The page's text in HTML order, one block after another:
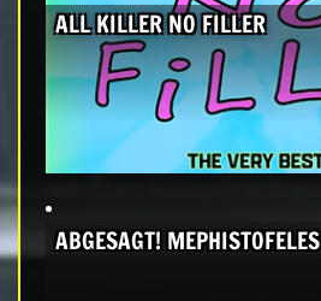
ALL KILLER NO FILLER
ABGESAGT! MEPHISTOFELES